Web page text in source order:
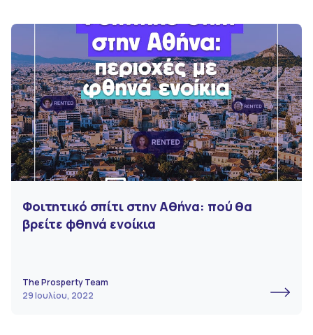
Φοιτητικό σπίτι στην Αθήνα: πού θα
βρείτε φθηνά ενοίκια
The Prosperty Team
29 Ιουλίου, 2022